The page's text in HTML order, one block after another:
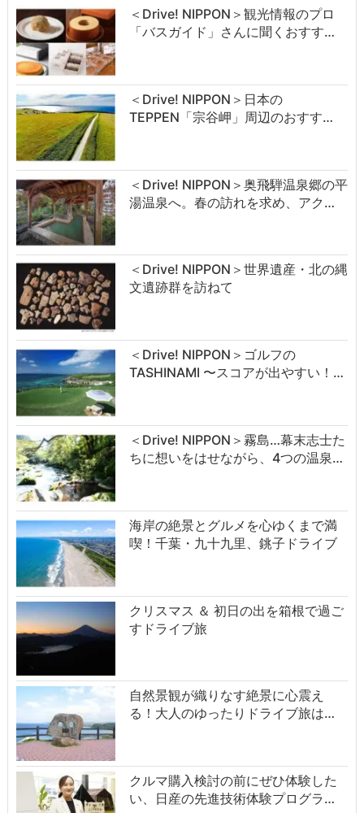
＜Drive! NIPPON＞観光情報のプロ
「バスガイド」さんに聞くおすす…
＜Drive! NIPPON＞日本の
TEPPEN「宗谷岬」周辺のおすす…
＜Drive! NIPPON＞奥飛騨温泉郷の平
湯温泉へ。春の訪れを求め、アク…
＜Drive! NIPPON＞世界遺産・北の縄
文遺跡群を訪ねて
＜Drive! NIPPON＞ゴルフの
TASHINAMI 〜スコアが出やすい！…
＜Drive! NIPPON＞霧島…幕末志士た
ちに想いをはせながら、4つの温泉…
海岸の絶景とグルメを心ゆくまで満
喫！千葉・九十九里、銚子ドライブ
クリスマス ＆ 初日の出を箱根で過ご
すドライブ旅
自然景観が織りなす絶景に心震え
る！大人のゆったりドライブ旅は…
クルマ購入検討の前にぜひ体験した
い、日産の先進技術体験プログラ…